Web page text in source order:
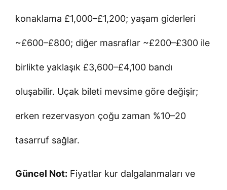
konaklama £1,000–£1,200; yaşam giderleri
~£600–£800; diğer masraflar ~£200–£300 ile
birlikte yaklaşık £3,600–£4,100 bandı
oluşabilir. Uçak bileti mevsime göre değişir;
erken rezervasyon çoğu zaman %10–20
tasarruf sağlar.
Güncel Not: Fiyatlar kur dalgalanmaları ve